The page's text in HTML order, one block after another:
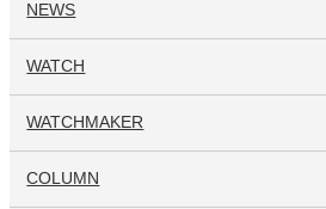
NEWS
WATCH
WATCHMAKER
COLUMN